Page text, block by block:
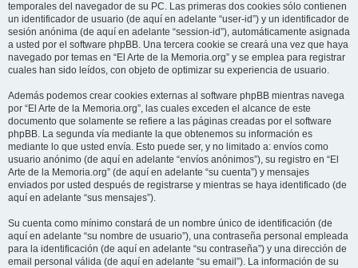
temporales del navegador de su PC. Las primeras dos cookies sólo contienen
un identificador de usuario (de aquí en adelante “user-id”) y un identificador de
sesión anónima (de aquí en adelante “session-id”), automáticamente asignada
a usted por el software phpBB. Una tercera cookie se creará una vez que haya
navegado por temas en “El Arte de la Memoria.org” y se emplea para registrar
cuales han sido leídos, con objeto de optimizar su experiencia de usuario.
Además podemos crear cookies externas al software phpBB mientras navega
por “El Arte de la Memoria.org”, las cuales exceden el alcance de este
documento que solamente se refiere a las páginas creadas por el software
phpBB. La segunda vía mediante la que obtenemos su información es
mediante lo que usted envía. Esto puede ser, y no limitado a: envíos como
usuario anónimo (de aquí en adelante “envíos anónimos”), su registro en “El
Arte de la Memoria.org” (de aquí en adelante “su cuenta”) y mensajes
enviados por usted después de registrarse y mientras se haya identificado (de
aquí en adelante “sus mensajes”).
Su cuenta como mínimo constará de un nombre único de identificación (de
aquí en adelante “su nombre de usuario”), una contraseña personal empleada
para la identificación (de aquí en adelante “su contraseña”) y una dirección de
email personal válida (de aquí en adelante “su email”). La información de su